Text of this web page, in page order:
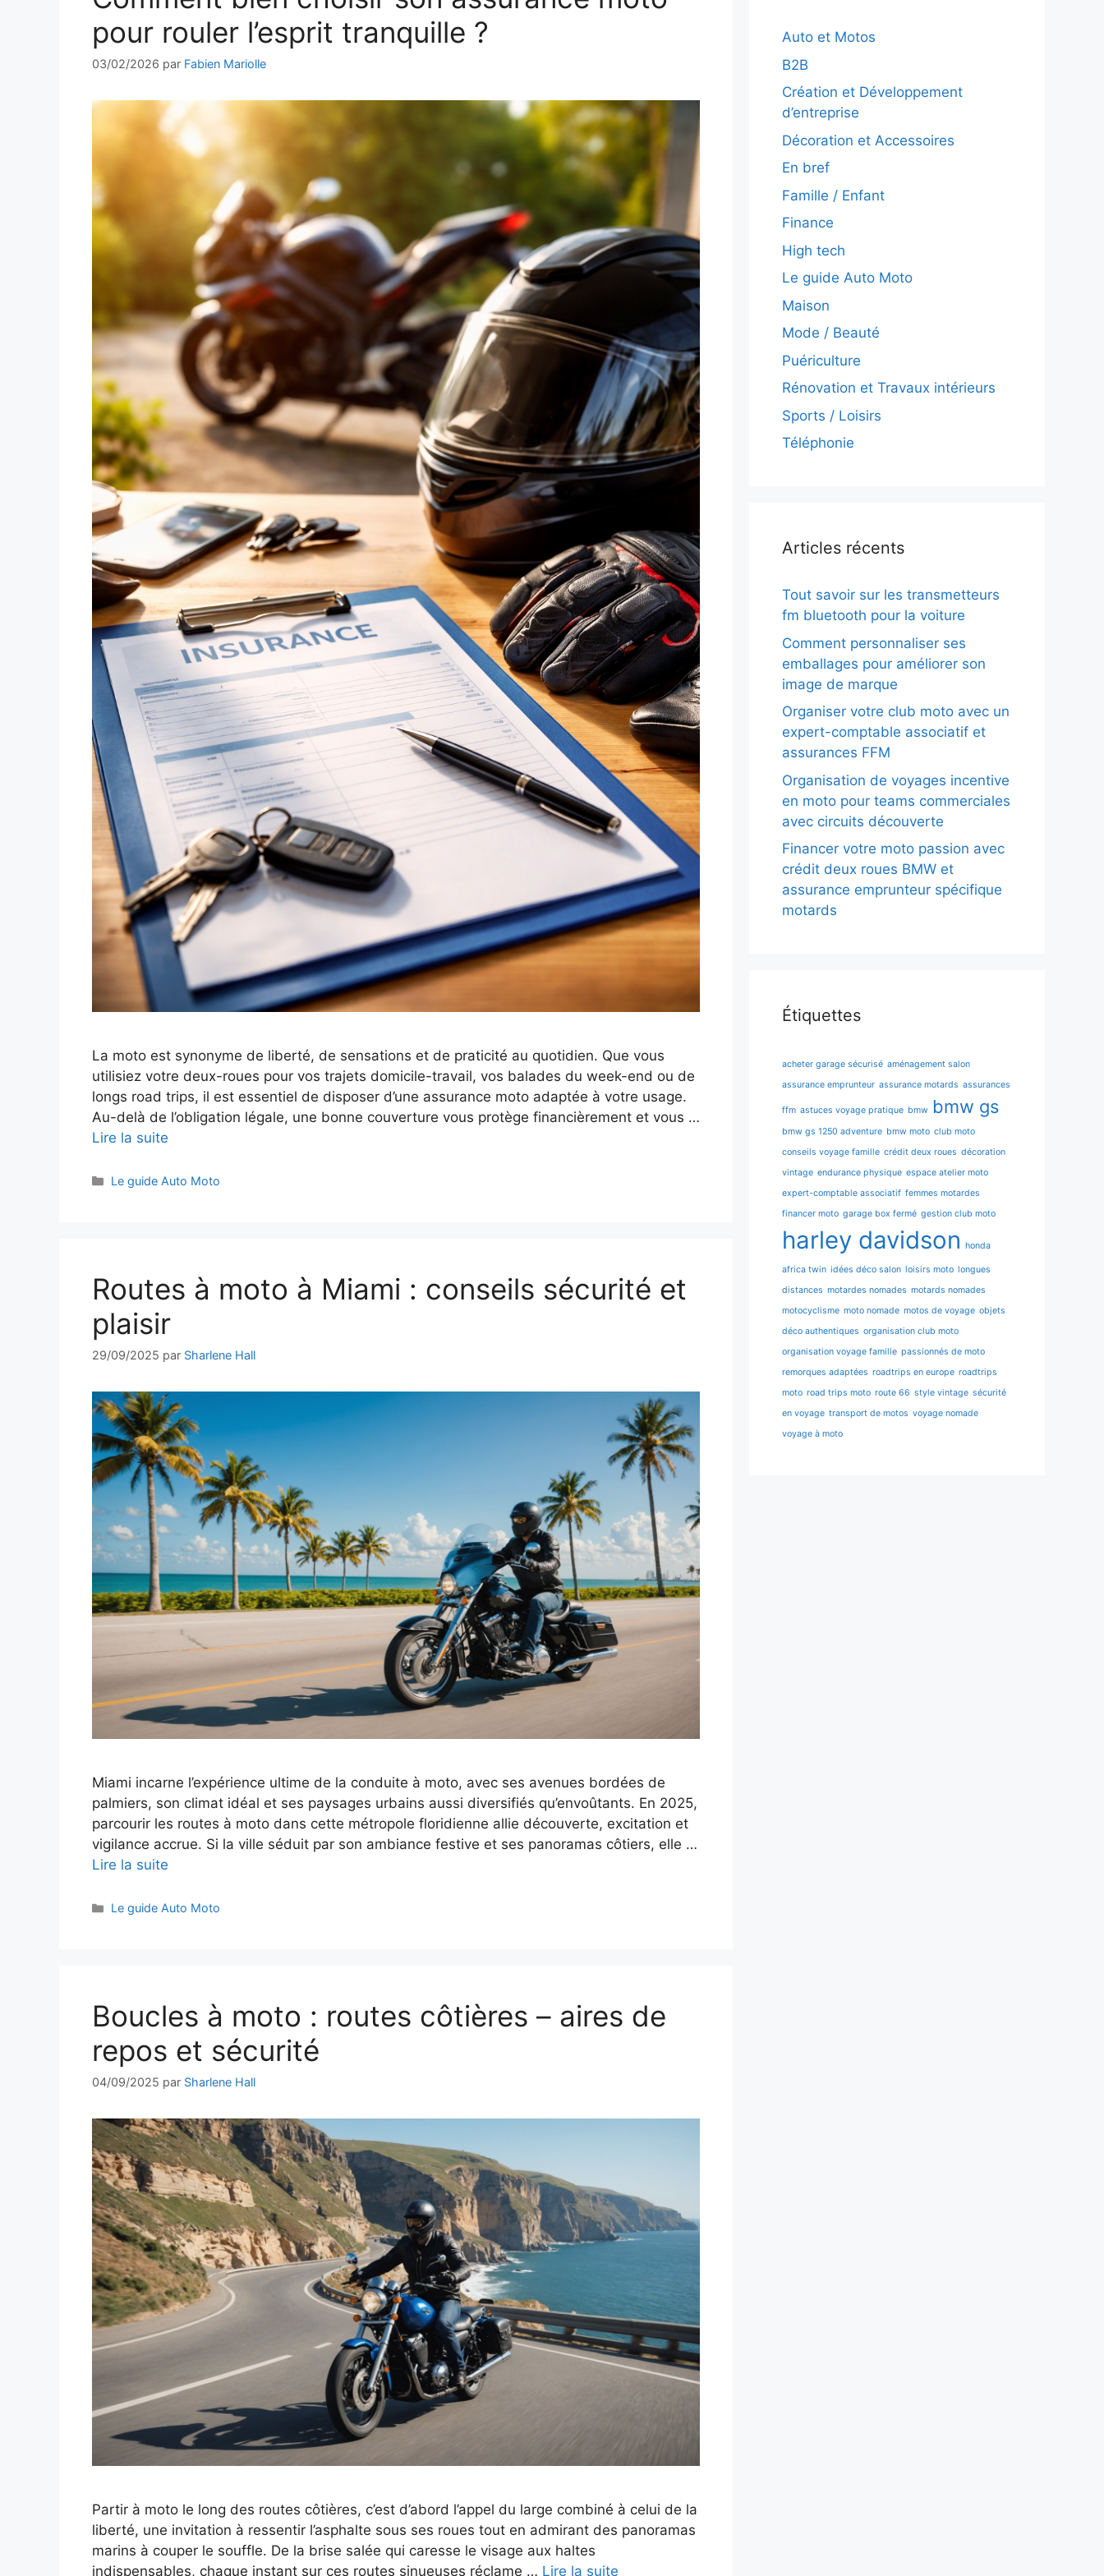
pour rouler l’esprit tranquille ?
03/02/2026 par Fabien Mariolle
La moto est synonyme de liberté, de sensations et de praticité au quotidien. Que vous
utilisiez votre deux-roues pour vos trajets domicile-travail, vos balades du week-end ou de
longs road trips, il est essentiel de disposer d’une assurance moto adaptée à votre usage.
Au-delà de l’obligation légale, une bonne couverture vous protège financièrement et vous …
Lire la suite
Catégories
Le guide Auto Moto
Routes à moto à Miami : conseils sécurité et
plaisir
29/09/2025 par Sharlene Hall
Miami incarne l’expérience ultime de la conduite à moto, avec ses avenues bordées de
palmiers, son climat idéal et ses paysages urbains aussi diversifiés qu’envoûtants. En 2025,
parcourir les routes à moto dans cette métropole floridienne allie découverte, excitation et
vigilance accrue. Si la ville séduit par son ambiance festive et ses panoramas côtiers, elle …
Lire la suite
Catégories
Le guide Auto Moto
Boucles à moto : routes côtières – aires de
repos et sécurité
04/09/2025 par Sharlene Hall
Partir à moto le long des routes côtières, c’est d’abord l’appel du large combiné à celui de la
liberté, une invitation à ressentir l’asphalte sous ses roues tout en admirant des panoramas
marins à couper le souffle. De la brise salée qui caresse le visage aux haltes
indispensables, chaque instant sur ces routes sinueuses réclame … Lire la suite
Auto et Motos
B2B
Création et Développement
d’entreprise
Décoration et Accessoires
En bref
Famille / Enfant
Finance
High tech
Le guide Auto Moto
Maison
Mode / Beauté
Puériculture
Rénovation et Travaux intérieurs
Sports / Loisirs
Téléphonie
Articles récents
Tout savoir sur les transmetteurs
fm bluetooth pour la voiture
Comment personnaliser ses
emballages pour améliorer son
image de marque
Organiser votre club moto avec un
expert-comptable associatif et
assurances FFM
Organisation de voyages incentive
en moto pour teams commerciales
avec circuits découverte
Financer votre moto passion avec
crédit deux roues BMW et
assurance emprunteur spécifique
motards
Étiquettes
acheter garage sécurisé aménagement salon
assurance emprunteur assurance motards assurances
ffm astuces voyage pratique bmw bmw gs
bmw gs 1250 adventure bmw moto club moto
conseils voyage famille crédit deux roues décoration
vintage endurance physique espace atelier moto
expert-comptable associatif femmes motardes
financer moto garage box fermé gestion club moto
harley davidson honda
africa twin idées déco salon loisirs moto longues
distances motardes nomades motards nomades
motocyclisme moto nomade motos de voyage objets
déco authentiques organisation club moto
organisation voyage famille passionnés de moto
remorques adaptées roadtrips en europe roadtrips
moto road trips moto route 66 style vintage sécurité
en voyage transport de motos voyage nomade
voyage à moto